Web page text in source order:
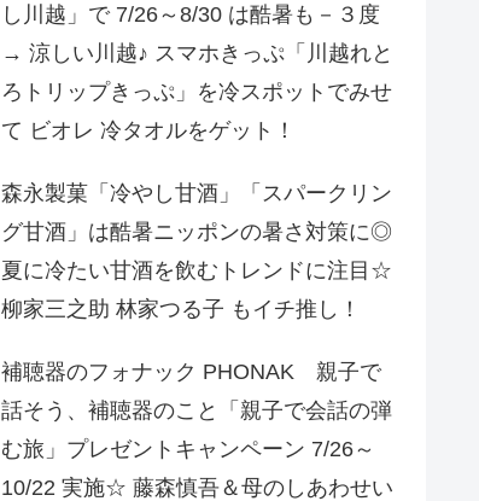
し川越」で 7/26～8/30 は酷暑も－３度
→ 涼しい川越♪ スマホきっぷ「川越れと
ろトリップきっぷ」を冷スポットでみせ
て ビオレ 冷タオルをゲット！
森永製菓「冷やし甘酒」「スパークリン
グ甘酒」は酷暑ニッポンの暑さ対策に◎
夏に冷たい甘酒を飲むトレンドに注目☆
柳家三之助 林家つる子 もイチ推し！
補聴器のフォナック PHONAK 親子で
話そう、補聴器のこと「親子で会話の弾
む旅」プレゼントキャンペーン 7/26～
10/22 実施☆ 藤森慎吾＆母のしあわせい